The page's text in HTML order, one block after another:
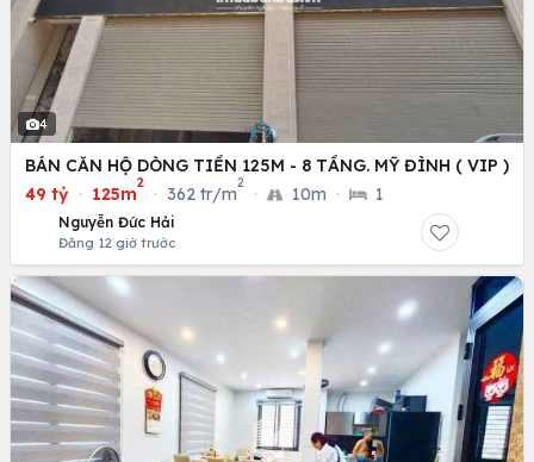
4
BÁN CĂN HỘ DÒNG TIỀN 125M - 8 TẦNG. MỸ ĐÌNH ( VIP )
49 tỷ · 125m
2
· 362 tr/m
2
· 10m · 1
Nguyễn Đức Hải
Đăng 12 giờ trước